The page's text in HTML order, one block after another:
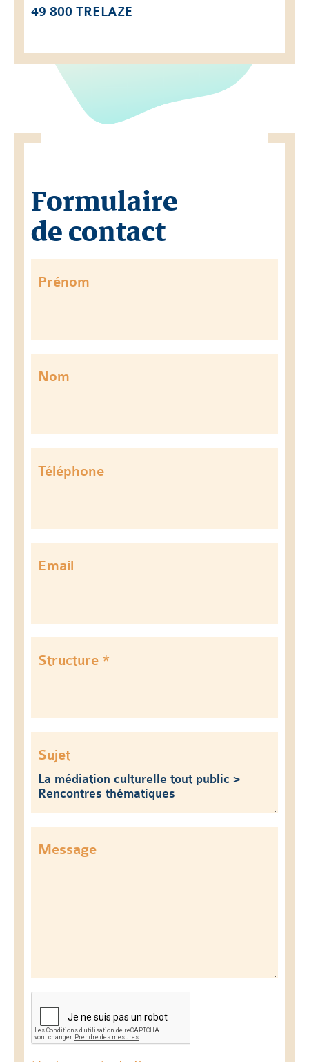
49 800 TRELAZE
Formulaire
de contact
Prénom
Nom
Téléphone
Email
Structure *
Sujet
Message